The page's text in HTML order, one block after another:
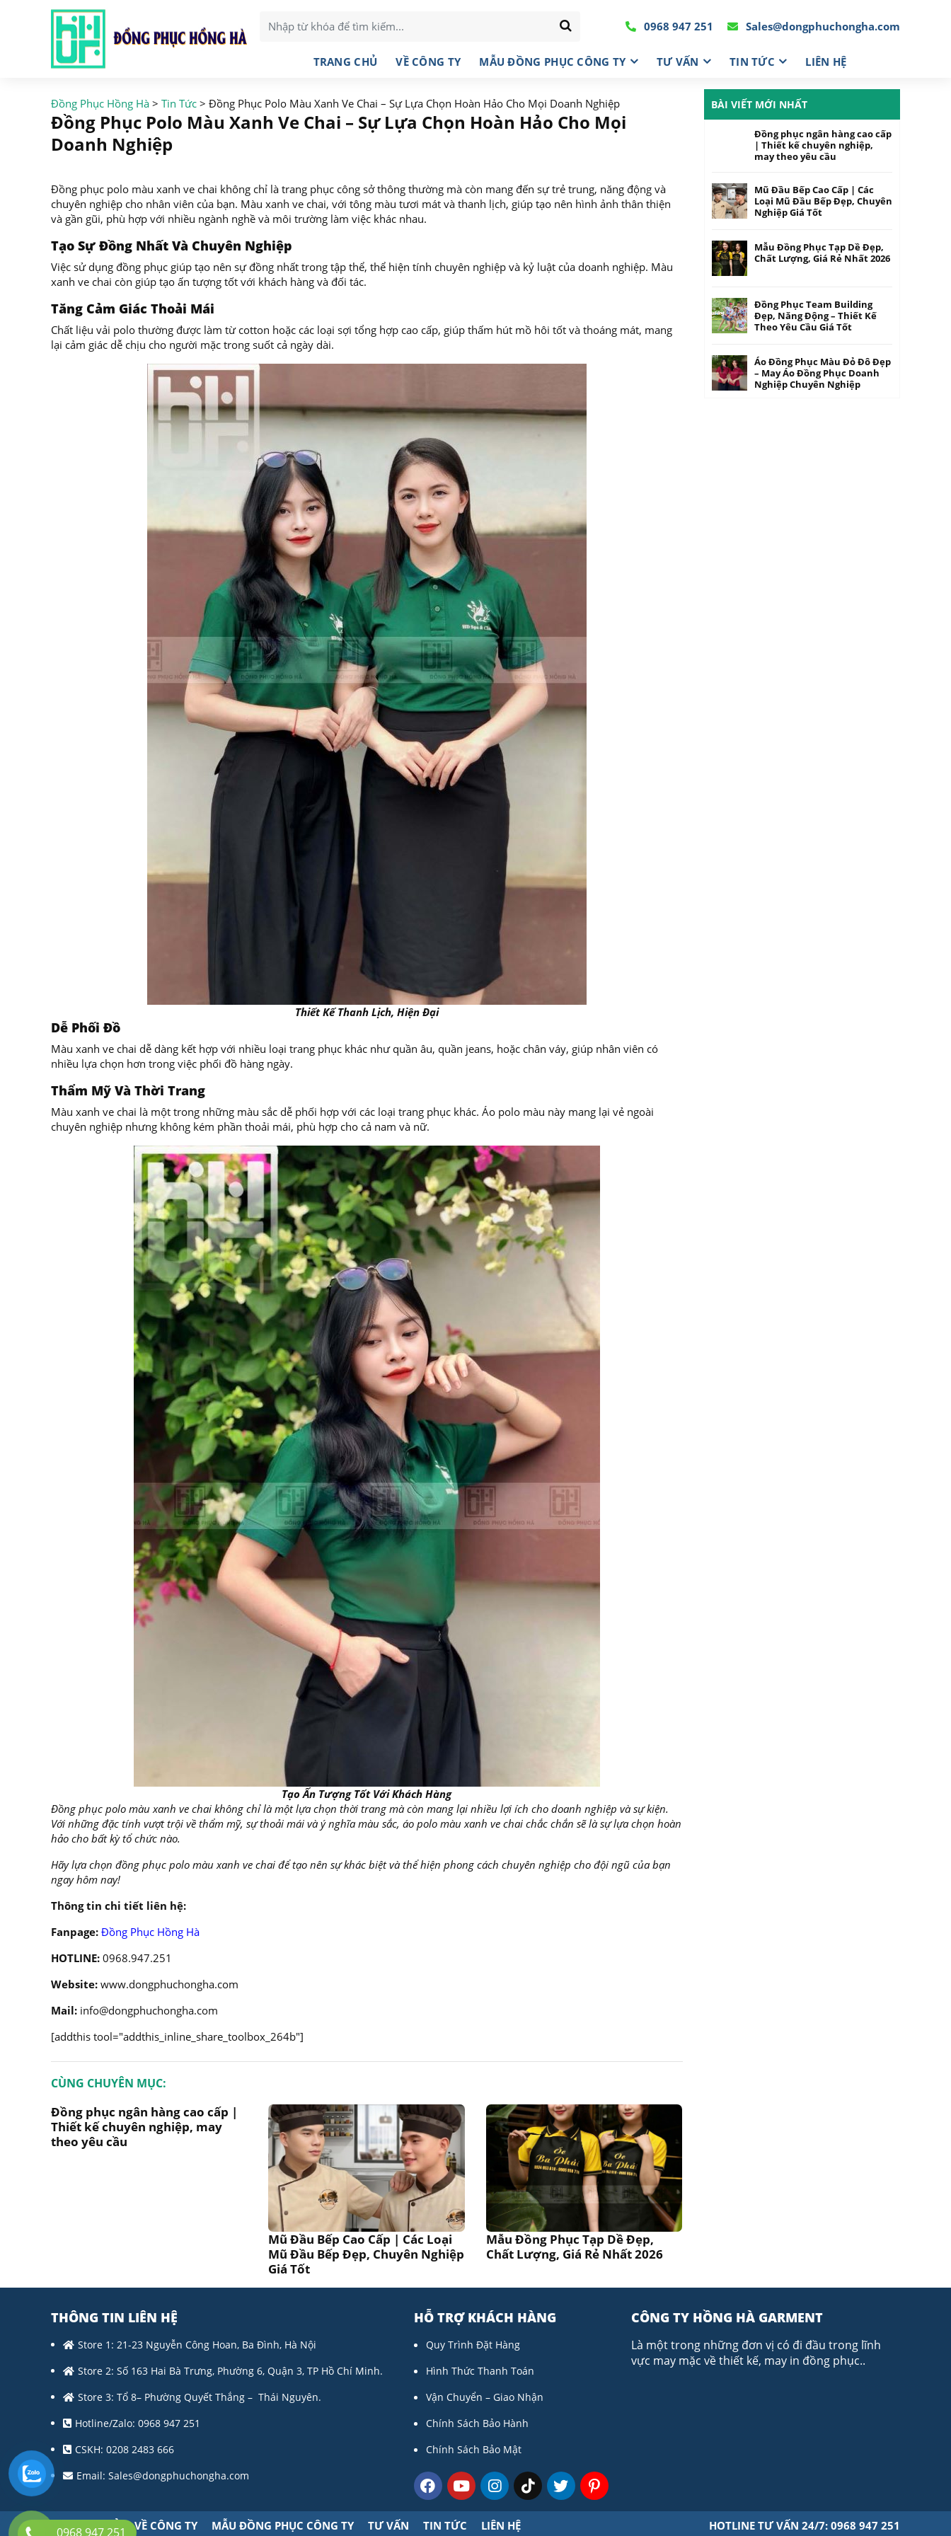
0968 947 251 Sales@dongphuchongha.com
TRANG CHỦ VỀ CÔNG TY MẪU ĐỒNG PHỤC CÔNG TY TƯ VẤN TIN TỨC LIÊN HỆ
Đồng Phục Hồng Hà > Tin Tức > Đồng Phục Polo Màu Xanh Ve Chai – Sự Lựa Chọn Hoàn Hảo Cho Mọi Doanh Nghiệp
Đồng Phục Polo Màu Xanh Ve Chai – Sự Lựa Chọn Hoàn Hảo Cho Mọi
Doanh Nghiệp
Đồng phục polo màu xanh ve chai không chỉ là trang phục công sở thông thường mà còn mang đến sự trẻ trung, năng động và
chuyên nghiệp cho nhân viên của bạn. Màu xanh ve chai, với tông màu tươi mát và thanh lịch, giúp tạo nên hình ảnh thân thiện
và gần gũi, phù hợp với nhiều ngành nghề và môi trường làm việc khác nhau.
Tạo Sự Đồng Nhất Và Chuyên Nghiệp
Việc sử dụng đồng phục giúp tạo nên sự đồng nhất trong tập thể, thể hiện tính chuyên nghiệp và kỷ luật của doanh nghiệp. Màu
xanh ve chai còn giúp tạo ấn tượng tốt với khách hàng và đối tác.
Tăng Cảm Giác Thoải Mái
Chất liệu vải polo thường được làm từ cotton hoặc các loại sợi tổng hợp cao cấp, giúp thấm hút mồ hôi tốt và thoáng mát, mang
lại cảm giác dễ chịu cho người mặc trong suốt cả ngày dài.
Thiết Kế Thanh Lịch, Hiện Đại
Dễ Phối Đồ
Màu xanh ve chai dễ dàng kết hợp với nhiều loại trang phục khác như quần âu, quần jeans, hoặc chân váy, giúp nhân viên có
nhiều lựa chọn hơn trong việc phối đồ hàng ngày.
Thẩm Mỹ Và Thời Trang
Màu xanh ve chai là một trong những màu sắc dễ phối hợp với các loại trang phục khác. Áo polo màu này mang lại vẻ ngoài
chuyên nghiệp nhưng không kém phần thoải mái, phù hợp cho cả nam và nữ.
Tạo Ấn Tượng Tốt Với Khách Hàng
Đồng phục polo màu xanh ve chai không chỉ là một lựa chọn thời trang mà còn mang lại nhiều lợi ích cho doanh nghiệp và sự kiện.
Với những đặc tính vượt trội về thẩm mỹ, sự thoải mái và ý nghĩa màu sắc, áo polo màu xanh ve chai chắc chắn sẽ là sự lựa chọn hoàn
hảo cho bất kỳ tổ chức nào.
Hãy lựa chọn đồng phục polo màu xanh ve chai để tạo nên sự khác biệt và thể hiện phong cách chuyên nghiệp cho đội ngũ của bạn
ngay hôm nay!
Thông tin chi tiết liên hệ:
Fanpage: Đồng Phục Hồng Hà
HOTLINE: 0968.947.251
Website: www.dongphuchongha.com
Mail: info@dongphuchongha.com
[addthis tool="addthis_inline_share_toolbox_264b"]
CÙNG CHUYÊN MỤC:
Đồng phục ngân hàng cao cấp |
Thiết kế chuyên nghiệp, may
theo yêu cầu
Mũ Đầu Bếp Cao Cấp | Các Loại
Mũ Đầu Bếp Đẹp, Chuyên Nghiệp
Giá Tốt
Mẫu Đồng Phục Tạp Dề Đẹp,
Chất Lượng, Giá Rẻ Nhất 2026
BÀI VIẾT MỚI NHẤT
Đồng phục ngân hàng cao cấp
| Thiết kế chuyên nghiệp,
may theo yêu cầu
Mũ Đầu Bếp Cao Cấp | Các
Loại Mũ Đầu Bếp Đẹp, Chuyên
Nghiệp Giá Tốt
Mẫu Đồng Phục Tạp Dề Đẹp,
Chất Lượng, Giá Rẻ Nhất 2026
Đồng Phục Team Building
Đẹp, Năng Động – Thiết Kế
Theo Yêu Cầu Giá Tốt
Áo Đồng Phục Màu Đỏ Đô Đẹp
– May Áo Đồng Phục Doanh
Nghiệp Chuyên Nghiệp
THÔNG TIN LIÊN HỆ
Store 1: 21-23 Nguyễn Công Hoan, Ba Đình, Hà Nội
Store 2: Số 163 Hai Bà Trưng, Phường 6, Quận 3, TP Hồ Chí Minh.
Store 3: Tổ 8– Phường Quyết Thắng – Thái Nguyên.
Hotline/Zalo: 0968 947 251
CSKH: 0208 2483 666
Email: Sales@dongphuchongha.com
HỖ TRỢ KHÁCH HÀNG
Quy Trình Đặt Hàng
Hình Thức Thanh Toán
Vận Chuyển – Giao Nhận
Chính Sách Bảo Hành
Chính Sách Bảo Mật
CÔNG TY HỒNG HÀ GARMENT
Là một trong những đơn vị có đi đầu trong lĩnh
vực may mặc về thiết kế, may in đồng phục..
TRANG CHỦ VỀ CÔNG TY MẪU ĐỒNG PHỤC CÔNG TY TƯ VẤN TIN TỨC LIÊN HỆ HOTLINE TƯ VẤN 24/7: 0968 947 251
0968 947 251